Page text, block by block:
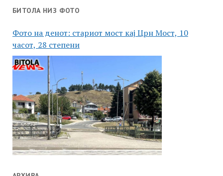
БИТОЛА НИЗ ФОТО
Фото на денот: стариот мост кај Црн Мост, 10
часот, 28 степени